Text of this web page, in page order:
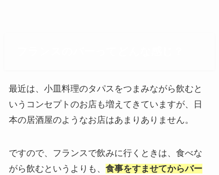
最近は、小皿料理のタパスをつまみながら飲むと
いうコンセプトのお店も増えてきていますが、日
本の居酒屋のようなお店はあまりありません。
ですので、フランスで飲みに行くときは、食べな
がら飲むというよりも、 食事をすませてからバー